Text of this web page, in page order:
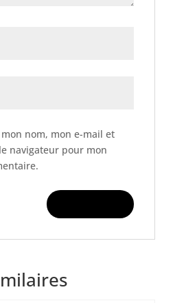
nom, mon e-mail et
navigateur pour mon